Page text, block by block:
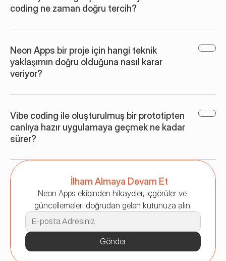
coding ne zaman doğru tercih?
Neon Apps bir proje için hangi teknik
yaklaşımın doğru olduğuna nasıl karar
veriyor?
Vibe coding ile oluşturulmuş bir prototipten
canlıya hazır uygulamaya geçmek ne kadar
sürer?
İlham Almaya Devam Et
Neon Apps ekibinden hikayeler, içgörüler ve
güncellemeleri doğrudan gelen kutunuza alın.
Gönder